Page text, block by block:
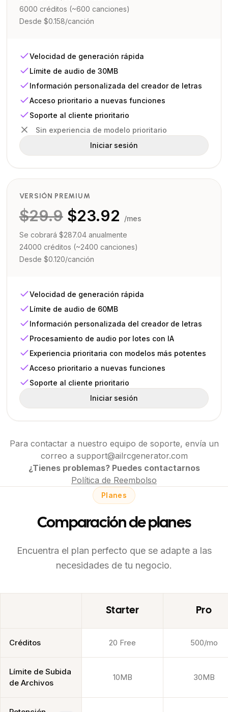
6000 créditos (~600 canciones)
Desde $0.158/canción
Velocidad de generación rápida
Límite de audio de 30MB
Información personalizada del creador de letras
Acceso prioritario a nuevas funciones
Soporte al cliente prioritario
Sin experiencia de modelo prioritario
Iniciar sesión
VERSIÓN PREMIUM
$29.9 $23.92
/mes
Se cobrará $287.04 anualmente
24000 créditos (~2400 canciones)
Desde $0.120/canción
Velocidad de generación rápida
Límite de audio de 60MB
Información personalizada del creador de letras
Procesamiento de audio por lotes con IA
Experiencia prioritaria con modelos más potentes
Acceso prioritario a nuevas funciones
Soporte al cliente prioritario
Iniciar sesión
Para contactar a nuestro equipo de soporte, envía un
correo a support@ailrcgenerator.com
¿Tienes problemas? Puedes contactarnos
Política de Reembolso
Planes
Comparación de planes
Encuentra el plan perfecto que se adapte a las
necesidades de tu negocio.
Starter Pro
Créditos 20 Free 500/mo
Límite de Subida
de Archivos
10MB 30MB